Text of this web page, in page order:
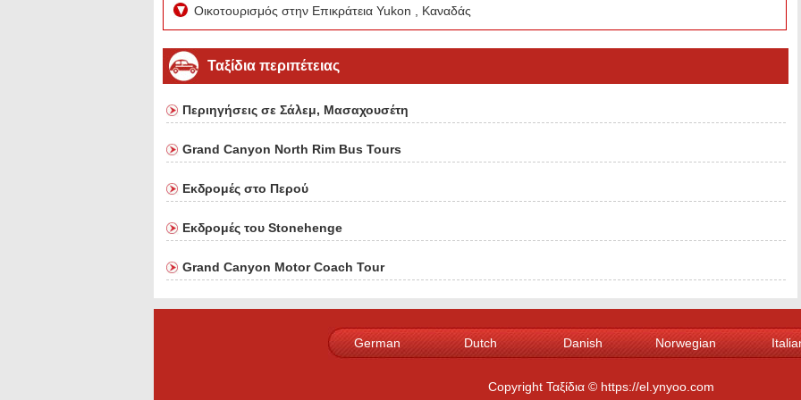
Οικοτουρισμός στην Επικράτεια Yukon , Καναδάς
Ταξίδια περιπέτειας
Περιηγήσεις σε Σάλεμ, Μασαχουσέτη
Grand Canyon North Rim Bus Tours
Εκδρομές στο Περού
Εκδρομές του Stonehenge
Grand Canyon Motor Coach Tour
German Dutch Danish Norwegian
Copyright Ταξίδια © https://el.ynyoo.com